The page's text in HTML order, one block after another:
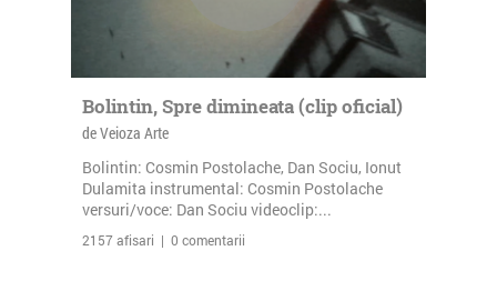
Bolintin, Spre dimineata (clip oficial)
de Veioza Arte
Bolintin: Cosmin Postolache, Dan Sociu, Ionut
Dulamita instrumental: Cosmin Postolache
versuri/voce: Dan Sociu videoclip:...
2157 afisari | 0 comentarii